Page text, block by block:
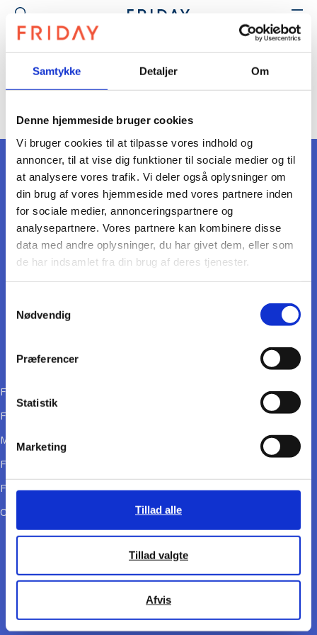
Samtykke Detaljer Om
Denne hjemmeside bruger cookies
Vi bruger cookies til at tilpasse vores indhold og
annoncer, til at vise dig funktioner til sociale medier og til
at analysere vores trafik. Vi deler også oplysninger om
din brug af vores hjemmeside med vores partnere inden
for sociale medier, annonceringspartnere og
analysepartnere. Vores partnere kan kombinere disse
data med andre oplysninger, du har givet dem, eller som
de har indsamlet fra din brug af deres tjenester.
Nødvendig
Præferencer
Statistik
Marketing
Tillad alle
Tillad valgte
Afvis
[mailpoet_page]
FIND OS
Bredgade 25F, 4. + 5. sal
1260 København K
CVR: 35635661
Forretningsbetingelser
FRIDAYs årsrapport
Medarbejderhåndbog
FRIDAY Safe
Friday Jetforms CRM
Cookie- og privatlivspolitik
FØLG OS
LinkedIn
Instagram
Tilmeld dig her!